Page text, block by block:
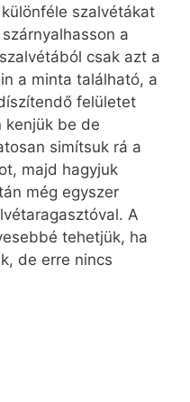
szalvétákat
a
csak azt a
a minta található, a
felületet
kenjük be de
simítsuk rá a
majd hagyjuk
még egyszer
A
tehetjük, ha
de erre nincs